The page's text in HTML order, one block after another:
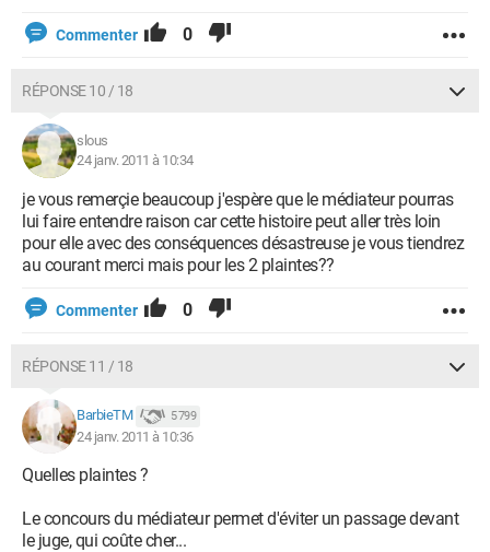
Commenter 0
RÉPONSE 10 / 18
slous
24 janv. 2011 à 10:34
je vous remerçie beaucoup j'espère que le médiateur pourras
lui faire entendre raison car cette histoire peut aller très loin
pour elle avec des conséquences désastreuse je vous tiendrez
au courant merci mais pour les 2 plaintes??
Commenter 0
RÉPONSE 11 / 18
BarbieTM 5 799
24 janv. 2011 à 10:36
Quelles plaintes ?
Le concours du médiateur permet d'éviter un passage devant
le juge, qui coûte cher...